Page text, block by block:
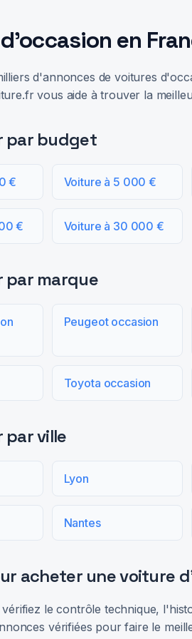
en
d'annonces de voitures
vous aide à trouver la
par budget
€ Voiture à 5 000 €
€ Voiture à 30 000 €
par marque
Peugeot occasion
Toyota occasion
par ville
Lyon
Nantes
acheter une voiture
le contrôle technique,
vérifiées pour faire le